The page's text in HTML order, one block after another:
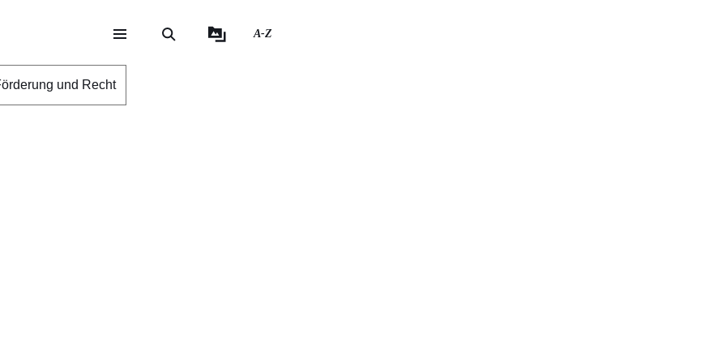
A-Z
und Recht